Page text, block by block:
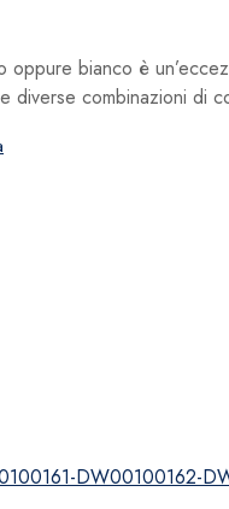
oppure bianco è
diverse combinazioni di
DW00100162-